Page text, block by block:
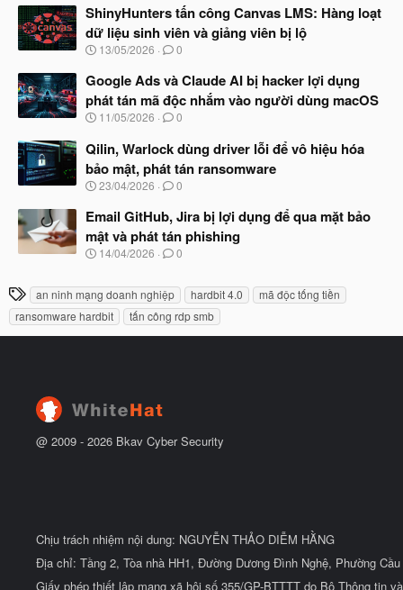
đ
ầ
u
à
b
ắ
đ
ầ
u
ShinyHunters tấn công Canvas LMS: Hàng loạt
dữ liệu sinh viên và giảng viên bị lộ
N
à
b
ắ
đ
ầ
u
13/05/2026 0
Google Ads và Claude AI bị hacker lợi dụng
phát tán mã độc nhắm vào người dùng macOS
N
à
y
b
ắ
đ
ầ
u
11/05/2026 0
Qilin, Warlock dùng driver lỗi để vô hiệu hóa
bảo mật, phát tán ransomware
N
à
b
ắ
đ
ầ
u
23/04/2026 0
Email GitHub, Jira bị lợi dụng để qua mặt bảo
mật và phát tán phishing
N
y
b
ắ
t
14/04/2026 0
T
h
ẻ
an ninh mạng doanh nghiệp hardbit 4.0
mã độc tống tiền
ransomware hardbit
tấn công rdp smb
@ 2009 - 2026 Bkav Cyber Security
Chịu trách nhiệm nội dung: NGUYỄN THẢO DIỄM HẰNG
Địa chỉ: Tầng 2, Tòa nhà HH1, Đường Dương Đình Nghệ, Phường
Giấy phép thiết lập mạng xã hội số 355/GP-BTTTT do Bộ Thông tin